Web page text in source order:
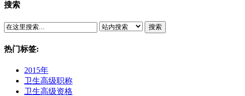
搜索
搜索
热门标签:
2015年
卫生高级职称
卫生高级资格